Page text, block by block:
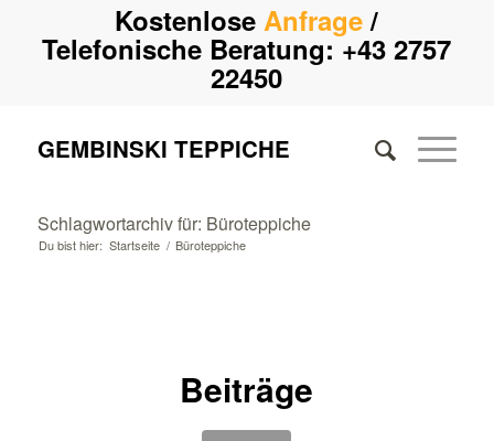
KostenloseAnfrage/
Telefonische Beratung:+43 2757
22450
GEMBINSKI TEPPICHE
Schlagwortarchiv für: Büroteppiche
Du bist hier: Startseite / Büroteppiche
Beiträge